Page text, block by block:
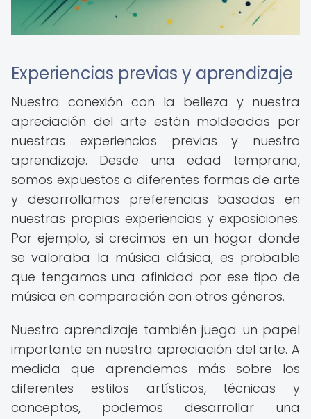
Experiencias previas y aprendizaje
Nuestra conexión con la belleza y nuestra
apreciación del arte están moldeadas por
nuestras experiencias previas y nuestro
aprendizaje. Desde una edad temprana,
somos expuestos a diferentes formas de arte
y desarrollamos preferencias basadas en
nuestras propias experiencias y exposiciones.
Por ejemplo, si crecimos en un hogar donde
se valoraba la música clásica, es probable
que tengamos una afinidad por ese tipo de
música en comparación con otros géneros.
Nuestro aprendizaje también juega un papel
importante en nuestra apreciación del arte. A
medida que aprendemos más sobre los
diferentes estilos artísticos, técnicas y
conceptos, podemos desarrollar una